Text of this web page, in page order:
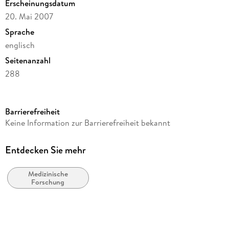
Erscheinungsdatum
20. Mai 2007
Sprache
englisch
Seitenanzahl
288
Reihe
Herausgegeben von
Verlag/Hersteller
Springer Netherlands
Barrierefreiheit
Keine Information zur Barrierefreiheit bekannt
Entdecken Sie mehr
Medizinische
Forschung